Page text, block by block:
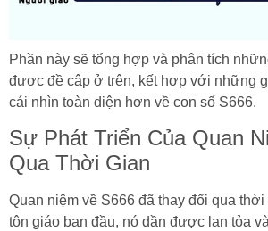
Phần này sẽ tổng hợp và phân tích
được đề cập ở trên, kết hợp với những
cái nhìn toàn diện hơn về con số S666.
Sự Phát Triển Của Quan
Qua Thời Gian
Quan niệm về S666 đã thay đổi qua
tôn giáo ban đầu, nó dần được lan tỏa